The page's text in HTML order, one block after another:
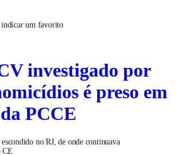
um favorito
investigado por
é preso em
PCCE
no RJ, de onde continuava
CE